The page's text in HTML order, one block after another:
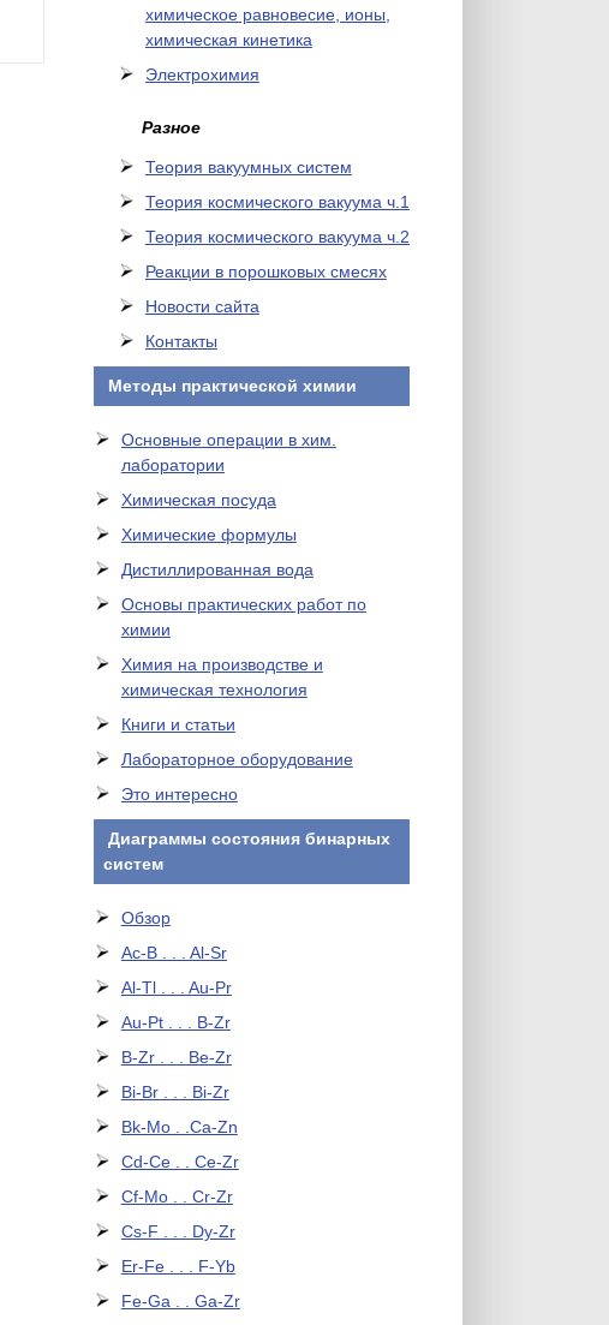
химическое равновесие, ионы,
химическая кинетика
Электрохимия
Разное
Теория вакуумных систем
Теория космического вакуума ч.1
Теория космического вакуума ч.2
Реакции в порошковых смесях
Новости сайта
Контакты
Методы практической химии
Основные операции в хим.
лаборатории
Химическая посуда
Химические формулы
Дистиллированная вода
Основы практических работ по
химии
Химия на производстве и
химическая технология
Книги и статьи
Лабораторное оборудование
Это интересно
Диаграммы состояния бинарных
систем
Обзор
Ac-B . . . Al-Sr
Al-Tl . . . Au-Pr
Au-Pt . . . B-Zr
B-Zr . . . Be-Zr
Bi-Br . . . Bi-Zr
Bk-Mo . .Ca-Zn
Cd-Ce . . Ce-Zr
Cf-Mo . . Cr-Zr
Cs-F . . . Dy-Zr
Er-Fe . . . F-Yb
Fe-Ga . . Ga-Zr